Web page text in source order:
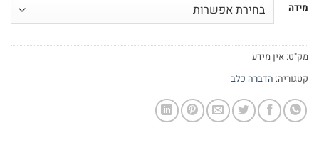
עד
מידה
מק"ט: אין מידע
קטגוריה: הדברה כלב